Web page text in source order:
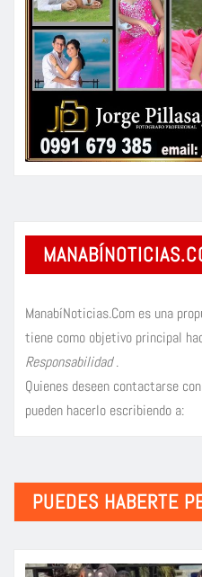
ManabíNoticias.Com es una
tiene como objetivo principal
Responsabilidad.
Quienes deseen contactarse
pueden hacerlo escribiendo a:
PUEDES HABERTE